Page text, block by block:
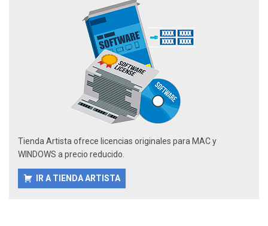
Tienda Artista ofrece licencias originales para MAC y
WINDOWS a precio reducido.
IR A TIENDA ARTISTA